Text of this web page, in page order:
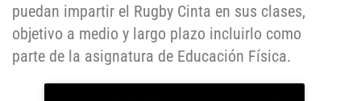
puedan impartir el Rugby Cinta en sus clases,
objetivo a medio y largo plazo incluirlo como
parte de la asignatura de Educación Física.